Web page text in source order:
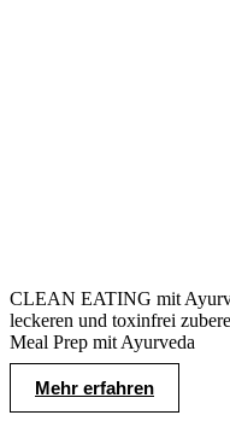
CLEAN EATING mit
leckeren und toxinfrei
Meal Prep mit Ayurveda
Mehr erfahren